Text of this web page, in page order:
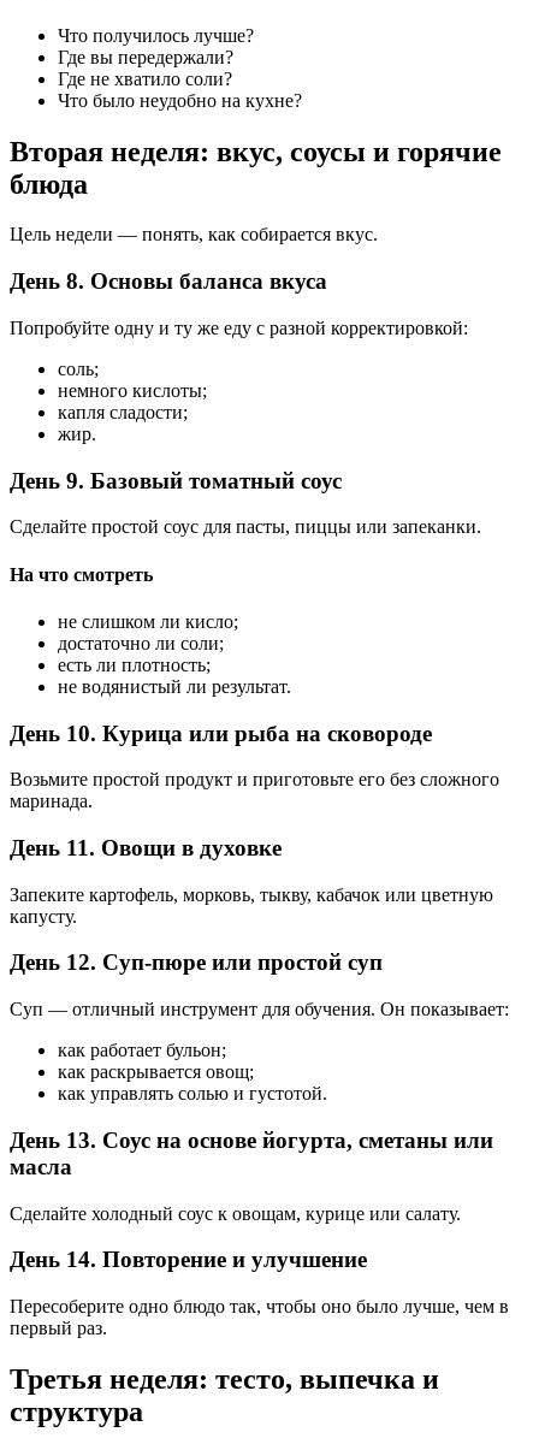
Что получилось лучше?
Где вы передержали?
Где не хватило соли?
Что было неудобно на кухне?
Вторая неделя: вкус, соусы и горячие
блюда
Цель недели — понять, как собирается вкус.
День 8. Основы баланса вкуса
Попробуйте одну и ту же еду с разной корректировкой:
соль;
немного кислоты;
капля сладости;
жир.
День 9. Базовый томатный соус
Сделайте простой соус для пасты, пиццы или запеканки.
На что смотреть
не слишком ли кисло;
достаточно ли соли;
есть ли плотность;
не водянистый ли результат.
День 10. Курица или рыба на сковороде
Возьмите простой продукт и приготовьте его без сложного
маринада.
День 11. Овощи в духовке
Запеките картофель, морковь, тыкву, кабачок или цветную
капусту.
День 12. Суп-пюре или простой суп
Суп — отличный инструмент для обучения. Он показывает:
как работает бульон;
как раскрывается овощ;
как управлять солью и густотой.
День 13. Соус на основе йогурта, сметаны или
масла
Сделайте холодный соус к овощам, курице или салату.
День 14. Повторение и улучшение
Пересоберите одно блюдо так, чтобы оно было лучше, чем в
первый раз.
Третья неделя: тесто, выпечка и
структура